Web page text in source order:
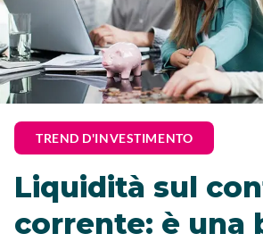
TREND D'INVESTIMENTO
Liquidità sul
corrente: è una